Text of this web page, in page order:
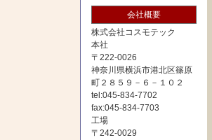
会社概要
株式会社コスモテック
本社
〒222-0026
神奈川県横浜市港北区篠原
町２８５９－６－１０２
tel:045-834-7702
fax:045-834-7703
工場
〒242-0029